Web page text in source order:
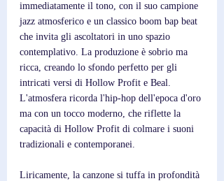
immediatamente il tono, con il suo campione
jazz atmosferico e un classico boom bap beat
che invita gli ascoltatori in uno spazio
contemplativo. La produzione è sobrio ma
ricca, creando lo sfondo perfetto per gli
intricati versi di Hollow Profit e Beal.
L'atmosfera ricorda l'hip-hop dell'epoca d'oro
ma con un tocco moderno, che riflette la
capacità di Hollow Profit di colmare i suoni
tradizionali e contemporanei.
Liricamente, la canzone si tuffa in profondità